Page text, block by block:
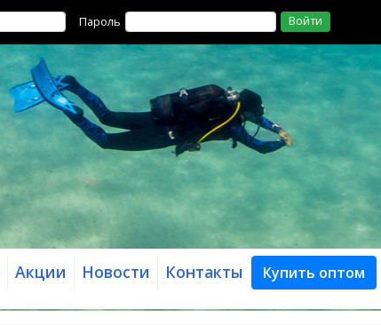
Пароль Войти
Акции Новости Контакты Купить оптом